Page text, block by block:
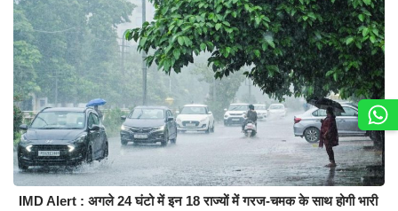
IMD Alert : अगले 24 घंटो में इन 18 राज्यों में गरज-चमक के साथ होगी भारी